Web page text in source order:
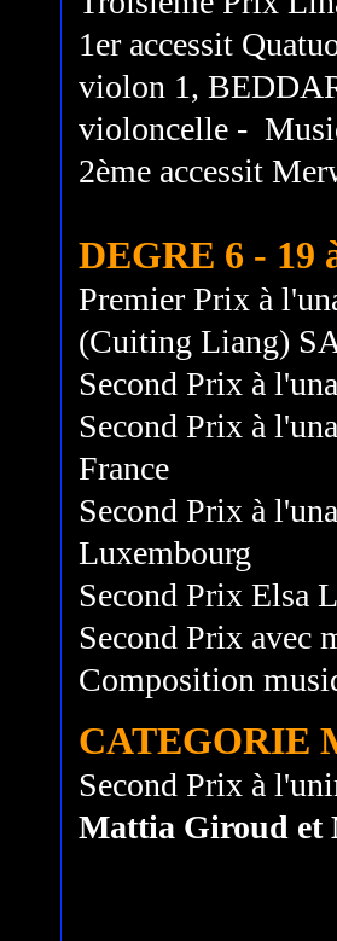
1er accessit
violon 1,
violoncelle -
2ème accessit
DEGRE 6 - 19
Premier Prix à
(Cuiting Liang)
Second Prix à
Second Prix à
France
Second Prix à
Luxembourg
Second Prix Elsa
Second Prix avec
Composition
CATEGORIE
Second Prix à
Mattia Giroud et